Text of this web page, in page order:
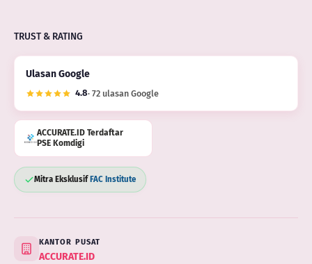
TRUST & RATING
Ulasan Google
4.8· 72 ulasan Google
ACCURATE.ID Terdaftar
PSE Komdigi
Mitra Eksklusif FAC Institute
KANTOR PUSAT
ACCURATE.ID